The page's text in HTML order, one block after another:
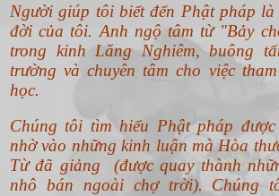
Người giúp tôi biết đến Phật pháp
đời của tôi. Anh ngộ tâm từ "Bảy
trong kinh Lăng Nghiêm, buông
trường và chuyên tâm cho việc
học.
Chúng tôi tìm hiểu Phật pháp
nhờ vào những kinh luận mà Hòa
Từ đã giảng (được quay thành
nhô bán ngoài chợ trời). Chúng